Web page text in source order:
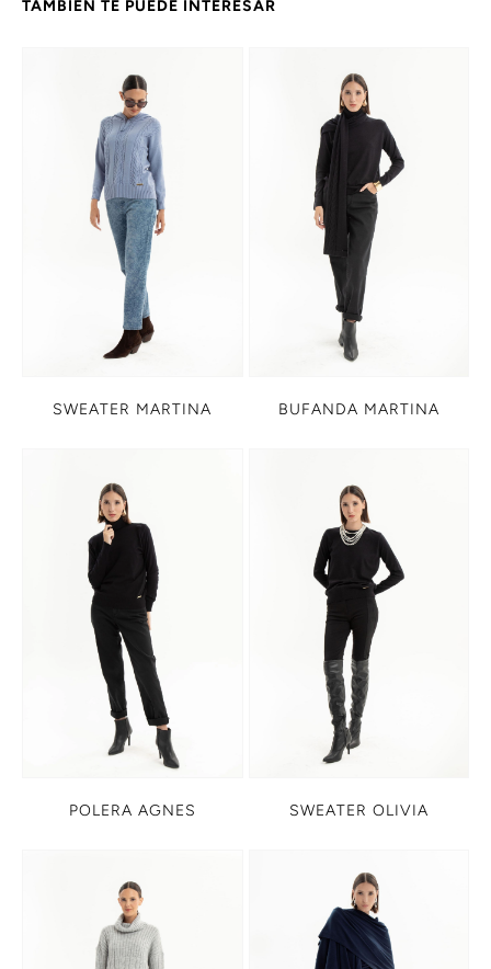
TAMBIÉN TE PUEDE INTERESAR
SWEATER MARTINA BUFANDA MARTINA
POLERA AGNES SWEATER OLIVIA